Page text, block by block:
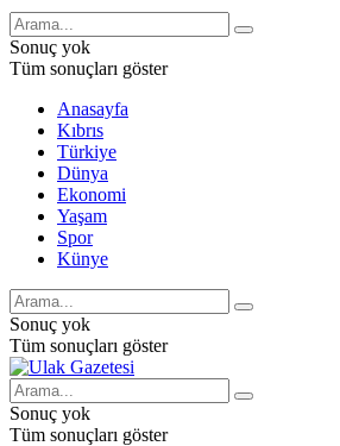
Sonuç yok
Tüm sonuçları göster
Anasayfa
Kıbrıs
Türkiye
Dünya
Ekonomi
Yaşam
Spor
Künye
Sonuç yok
Tüm sonuçları göster
Sonuç yok
Tüm sonuçları göster